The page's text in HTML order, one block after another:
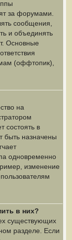
за форумами.
сообщения,
и объединять
Основные
(оффтопик),
на
состоять в
быть назначены
одновременно
изменение
в них?
существующих
разделе. Если